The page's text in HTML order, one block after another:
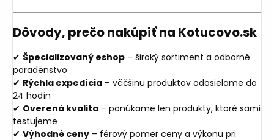
Dôvody, prečo nakúpiť na Kotucovo.sk
✔ Špecializovaný eshop – široký sortiment a odborné
poradenstvo
✔ Rýchla expedícia – väčšinu produktov odosielame do
24 hodín
✔ Overená kvalita – ponúkame len produkty, ktoré sami
testujeme
✔ Výhodné ceny – férový pomer ceny a výkonu pri